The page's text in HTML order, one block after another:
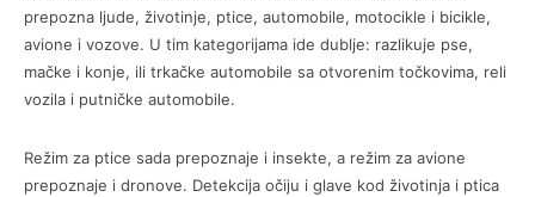
prepozna ljude, životinje, ptice, automobile, motocikle i bicikle,
avione i vozove. U tim kategorijama ide dublje: razlikuje pse,
mačke i konje, ili trkačke automobile sa otvorenim točkovima, reli
vozila i putničke automobile.
Režim za ptice sada prepoznaje i insekte, a režim za avione
prepoznaje i dronove. Detekcija očiju i glave kod životinja i ptica